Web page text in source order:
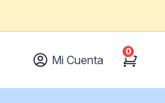
Mi Cuenta Cart
0